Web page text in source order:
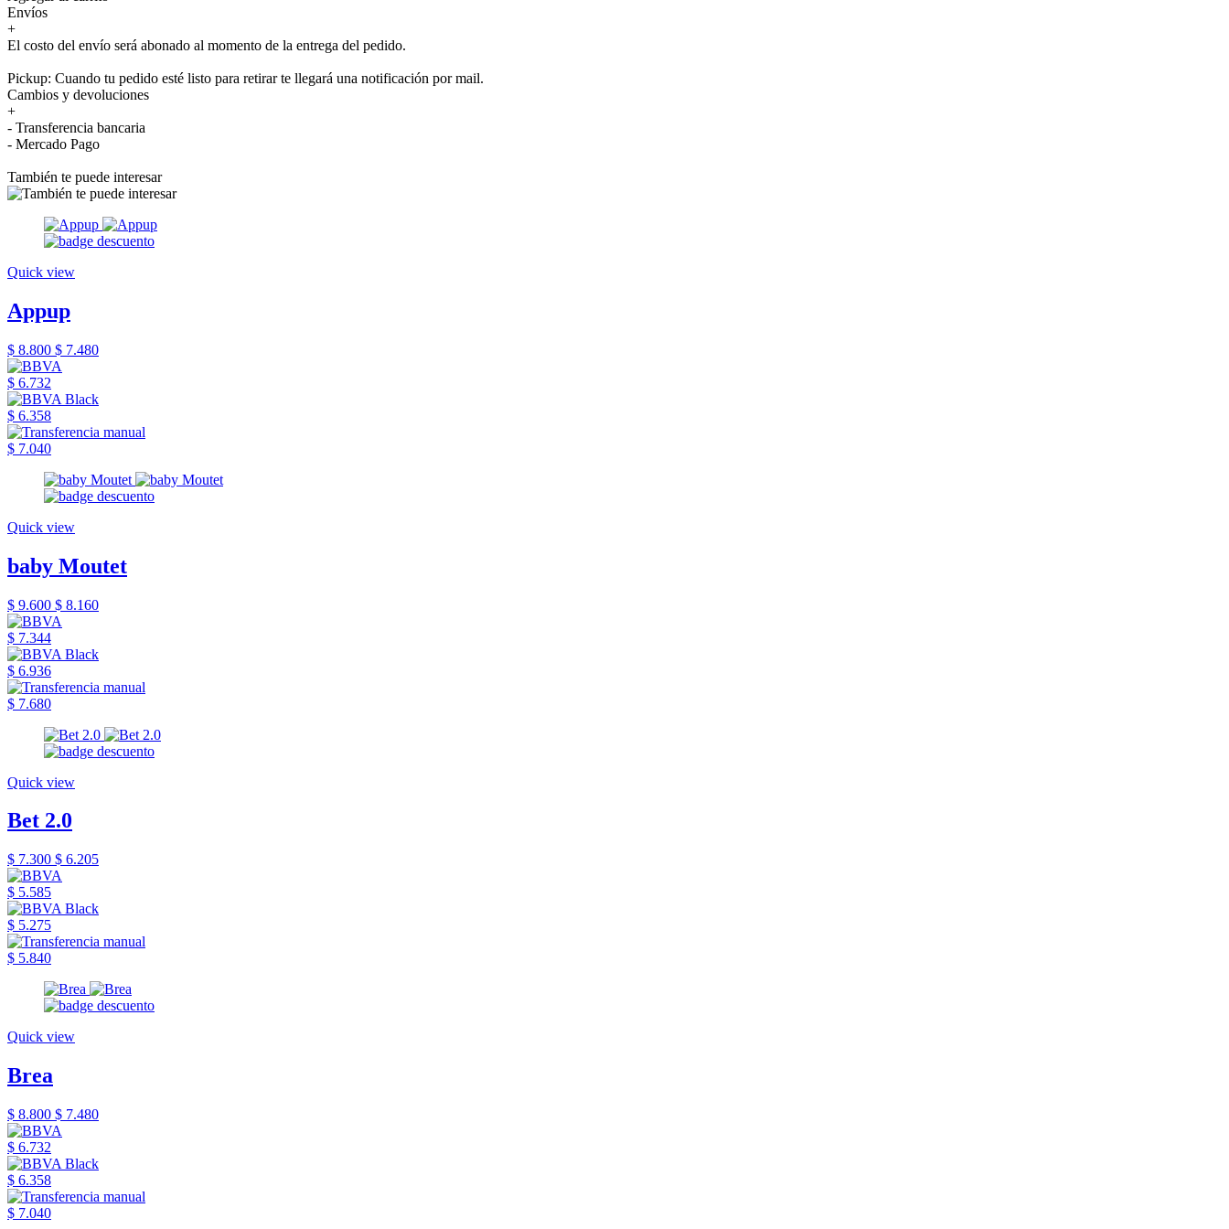
Envíos
+
El costo del envío será abonado al momento de la entrega del pedido.
Pickup: Cuando tu pedido esté listo para retirar te llegará una notificación por mail.
Cambios y devoluciones
+
- Transferencia bancaria
- Mercado Pago
También te puede interesar
Quick view
Appup
$ 8.800 $ 7.480
$ 6.732
$ 6.358
$ 7.040
Quick view
baby Moutet
$ 9.600 $ 8.160
$ 7.344
$ 6.936
$ 7.680
Quick view
Bet 2.0
$ 7.300 $ 6.205
$ 5.585
$ 5.275
$ 5.840
Quick view
Brea
$ 8.800 $ 7.480
$ 6.732
$ 6.358
$ 7.040